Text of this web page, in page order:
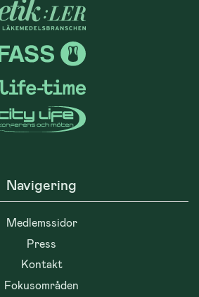
Navigering
Medlemssidor
Press
Kontakt
Fokusområden